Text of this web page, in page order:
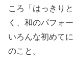
ころ「はっきり
く、和のパフォ
いろんな初めて
のこと。